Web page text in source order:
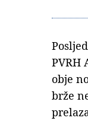
PVRH
obje
brže